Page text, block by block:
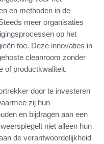
en methoden in de
meer organisaties
op het
toe. Deze innovaties in
cleanroom zonder
of productkwaliteit.
door te investeren
zij hun
en bijdragen aan een
niet alleen hun
de verantwoordelijkheid